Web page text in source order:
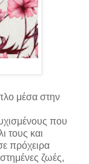
μέσα στην
που
τους και
πρόχειρα
ζωές,